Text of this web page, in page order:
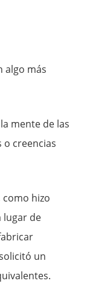
algo más
mente de las
o creencias
como hizo
lugar de
un